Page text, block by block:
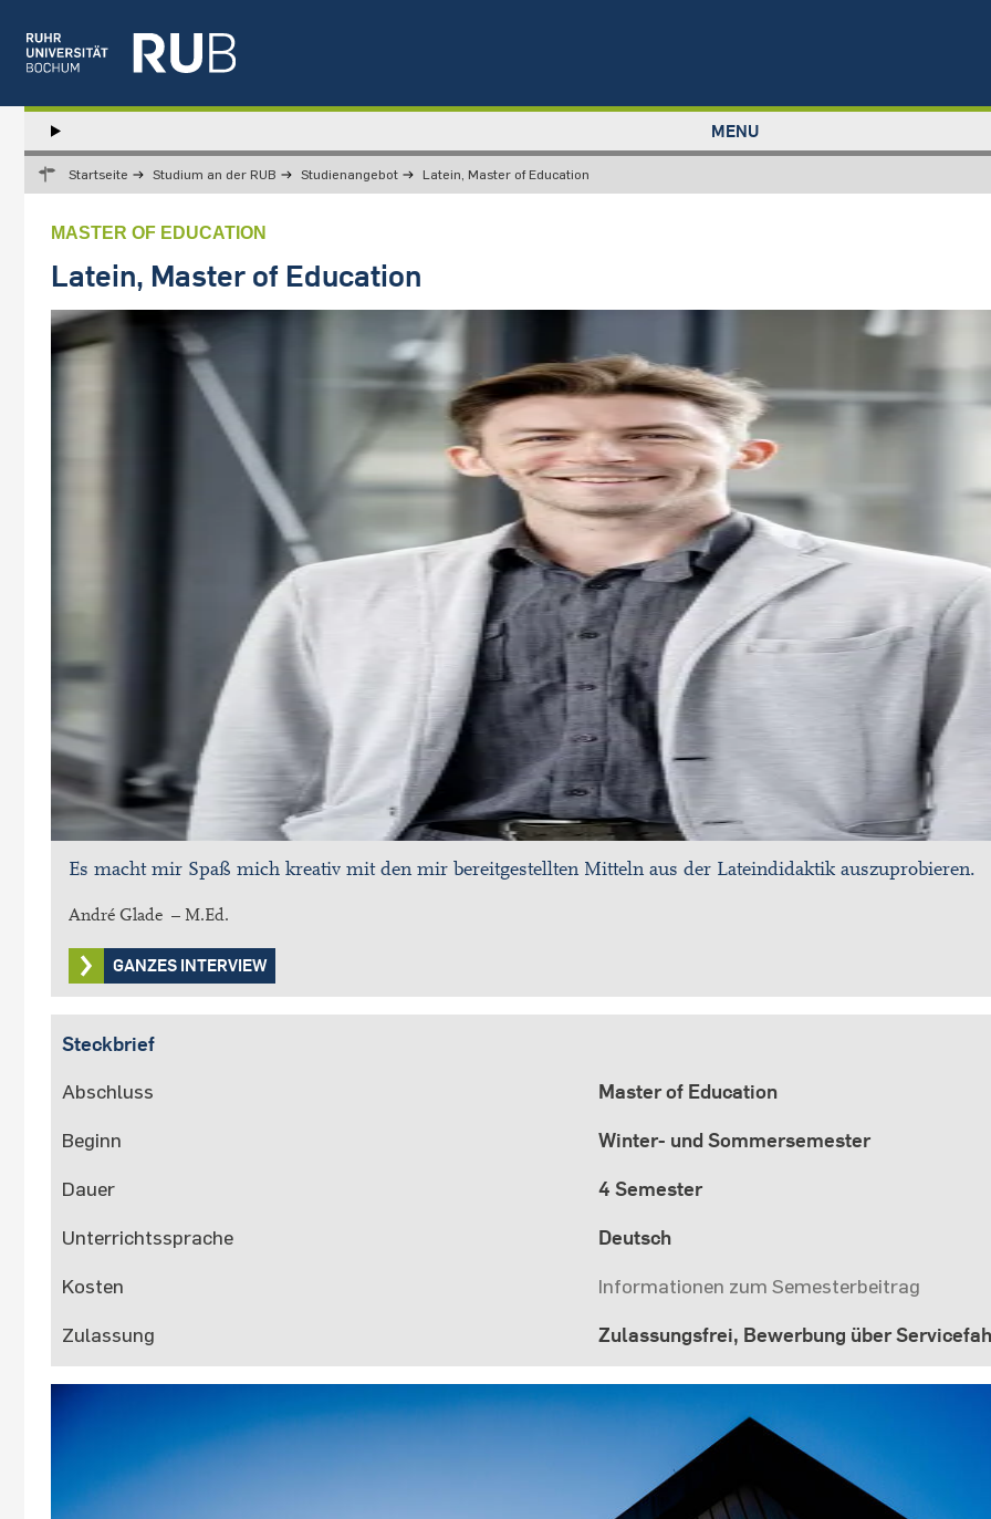
STUDIUM
FORSCHUNG
ÜBER UNS
EINRICHTUNGEN
Left
study
menu
MENU
Startseite Studium an der RUB Studienangebot Latein, Master of Education
MASTER OF EDUCATION
Latein, Master of Education
Es macht mir Spaß mich kreativ mit den mir bereitgestellten Mitteln aus der Lateindidaktik auszuprobieren.
André Glade – M.Ed.
GANZES INTERVIEW
Steckbrief
Abschluss Master of Education
Beginn Winter- und Sommersemester
Dauer 4 Semester
Unterrichtssprache Deutsch
Kosten
Informationen zum Semesterbeitrag
Zulassung
Zulassungsfrei, Bewerbung über